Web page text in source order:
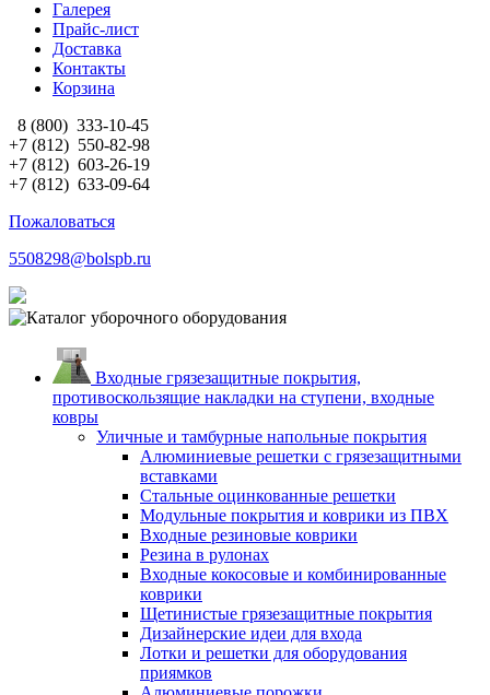
Галерея
Прайс-лист
Доставка
Контакты
Корзина
8 (800) 333-10-45
+7 (812) 550-82-98
+7 (812) 603-26-19
+7 (812) 633-09-64
Пожаловаться
5508298@bolspb.ru
Входные грязезащитные покрытия,
противоскользящие накладки на ступени, входные
ковры
Уличные и тамбурные напольные покрытия
Алюминиевые решетки с грязезащитными
вставками
Стальные оцинкованные решетки
Модульные покрытия и коврики из ПВХ
Входные резиновые коврики
Резина в рулонах
Входные кокосовые и комбинированные
коврики
Щетинистые грязезащитные покрытия
Дизайнерские идеи для входа
Лотки и решетки для оборудования
приямков